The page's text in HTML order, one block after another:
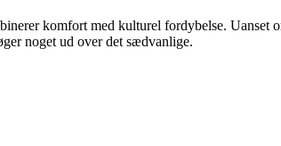
komfort med kulturel fordybelse. Uanset
noget ud over det sædvanlige.